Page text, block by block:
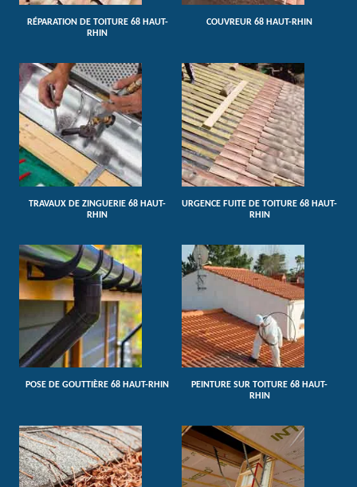
RÉPARATION DE TOITURE 68 HAUT-
RHIN
COUVREUR 68 HAUT-RHIN
TRAVAUX DE ZINGUERIE 68 HAUT-
RHIN
URGENCE FUITE DE TOITURE 68 HAUT-
RHIN
POSE DE GOUTTIÈRE 68 HAUT-RHIN
PEINTURE SUR TOITURE 68 HAUT-
RHIN